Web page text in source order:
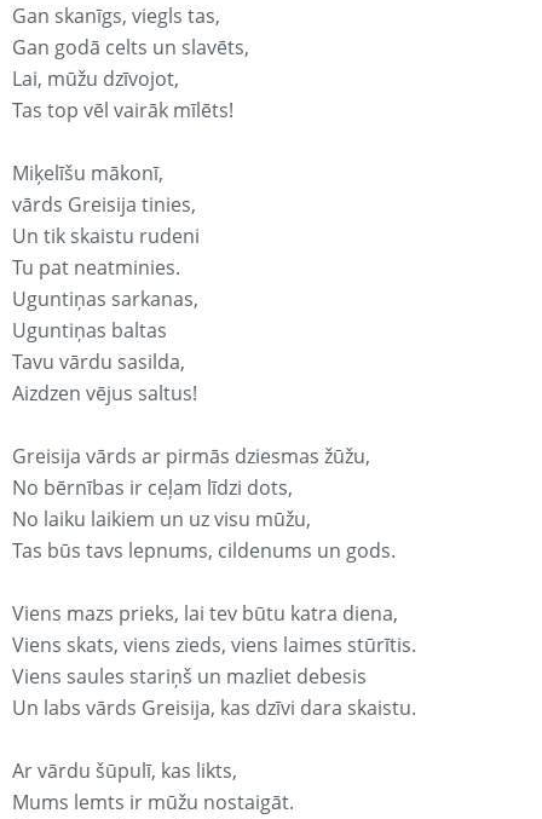
Gan skanīgs, viegls tas,
Gan godā celts un slavēts,
Lai, mūžu dzīvojot,
Tas top vēl vairāk mīlēts!
Miķelīšu mākonī,
vārds Greisija tinies,
Un tik skaistu rudeni
Tu pat neatminies.
Uguntiņas sarkanas,
Uguntiņas baltas
Tavu vārdu sasilda,
Aizdzen vējus saltus!
Greisija vārds ar pirmās dziesmas žūžu,
No bērnības ir ceļam līdzi dots,
No laiku laikiem un uz visu mūžu,
Tas būs tavs lepnums, cildenums un gods.
Viens mazs prieks, lai tev būtu katra diena,
Viens skats, viens zieds, viens laimes stūrītis.
Viens saules stariņš un mazliet debesis
Un labs vārds Greisija, kas dzīvi dara skaistu.
Ar vārdu šūpulī, kas likts,
Mums lemts ir mūžu nostaigāt.